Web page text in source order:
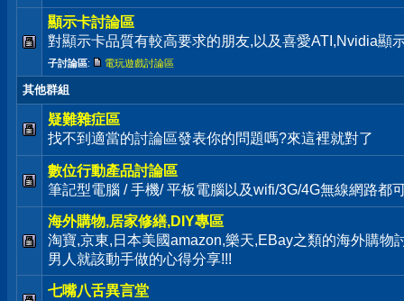
顯示卡討論區
對顯示卡品質有較高要求的朋友,以及喜愛ATI,Nvidia顯
子討論區: 電玩遊戲討論區
其他群組
疑難雜症區
找不到適當的討論區發表你的問題嗎?來這裡就對了
數位行動產品討論區
筆記型電腦 / 手機/ 平板電腦以及wifi/3G/4G無線網路都
海外購物,居家修繕,DIY專區
淘寶,京東,日本美國amazon,樂天,EBay之類的海外購物
男人就該動手做的心得分享!!!
七嘴八舌異言堂